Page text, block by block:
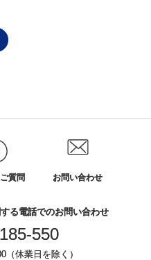
質問 お問い合わせ
る電話でのお問い合わせ
550
（休業日を除く）